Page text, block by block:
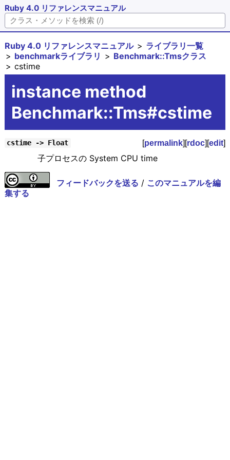
Ruby 4.0 リファレンスマニュアル
Ruby 4.0 リファレンスマニュアル
ライブラリ一覧
benchmarkライブラリ
Benchmark::Tmsクラス
cstime
instance method
Benchmark::Tms#cstime
cstime -> Float [permalink][rdoc][edit]
子プロセスの System CPU time
フィードバックを送る / このマニュアルを編
集する